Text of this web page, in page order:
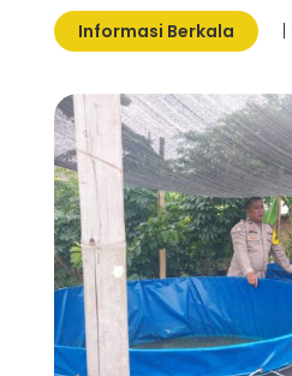
Informasi Berkala